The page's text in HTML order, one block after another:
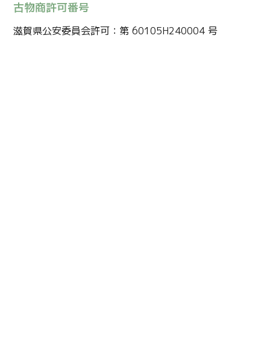
古物商許可番号
滋賀県公安委員会許可：第 60105H240004 号